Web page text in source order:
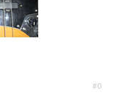
#0